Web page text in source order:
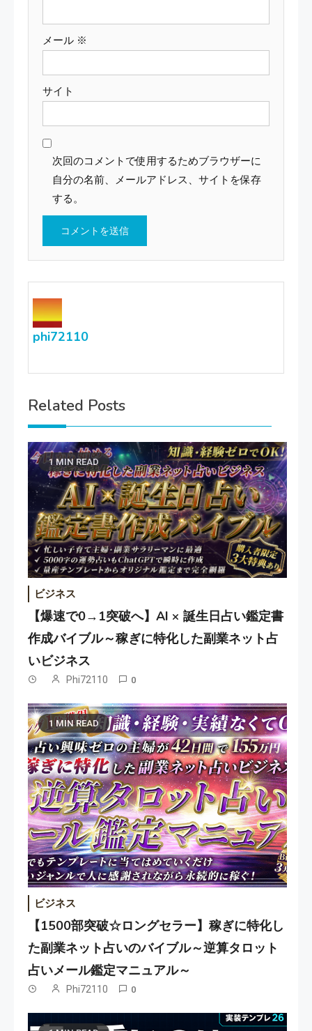
メール ※
サイト
次回のコメントで使用するためブラウザーに
自分の名前、メールアドレス、サイトを保存
する。
phi72110
Related Posts
1 MIN READ
ビジネス
【爆速で0→1突破へ】AI × 誕生日占い鑑定書
作成バイブル～稼ぎに特化した副業ネット占
いビジネス
Phi72110 0
1 MIN READ
ビジネス
【1500部突破☆ロングセラー】稼ぎに特化し
た副業ネット占いのバイブル～逆算タロット
占いメール鑑定マニュアル～
Phi72110 0